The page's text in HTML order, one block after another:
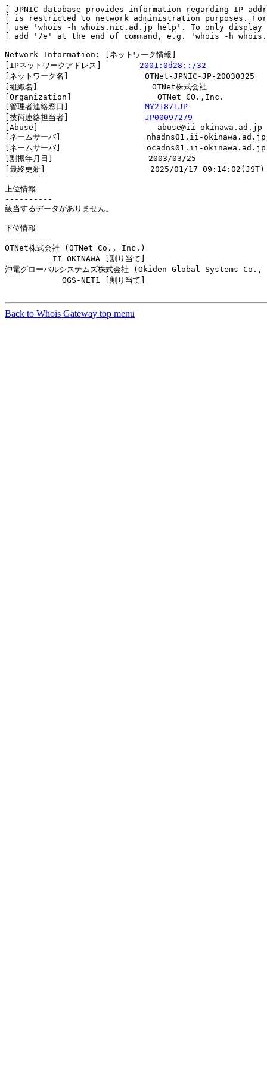
[ JPNIC database provides information regarding IP
[ is restricted to network administration purposes.
[ use 'whois -h whois.nic.ad.jp help'. To only
[ add '/e' at the end of command, e.g. 'whois -h
Network Information: [ネットワーク情報]
[IPネットワークアドレス] 2001:0d28::/32
[ネットワーク名]                OTNet-JPNIC-JP-20030325
[組織名]                        OTNet株式会社
[Organization]                  OTNet CO.,Inc.
[管理者連絡窓口] MY21871JP
[技術連絡担当者] JP00097279
[Abuse]                         abuse@ii-okinawa.ad.jp
[ネームサーバ]                  nhadns01.ii-okinawa.ad.jp
[ネームサーバ]                  ocadns01.ii-okinawa.ad.jp
[割振年月日]                    2003/03/25
[最終更新]                      2025/01/17 09:14:02(JST)
上位情報
----------
該当するデータがありません。
下位情報
----------
OTNet株式会社 (OTNet Co., Inc.)
II-OKINAWA [割り
沖電グローバルシステムズ株式会社 (Okiden Global Systems
OGS-NET1 [割り
Back to Whois Gateway top menu